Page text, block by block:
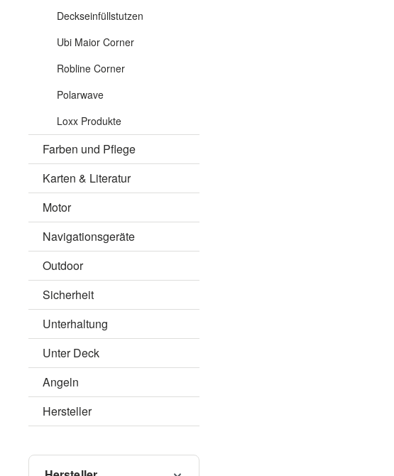
Deckseinfüllstutzen
Ubi Maior Corner
Robline Corner
Polarwave
Loxx Produkte
Farben und Pflege
Karten & Literatur
Motor
Navigationsgeräte
Outdoor
Sicherheit
Unterhaltung
Unter Deck
Angeln
Hersteller